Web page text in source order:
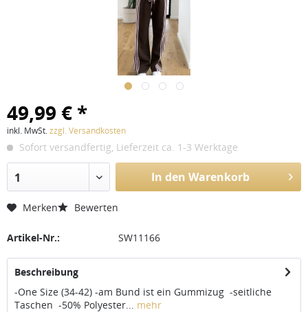
49,99 € *
inkl. MwSt.zzgl. Versandkosten
Sofort versandfertig, Lieferzeit ca. 1-3 Werktage
1 In den Warenkorb
Merken Bewerten
Artikel-Nr.: SW11166
Beschreibung
-One Size (34-42) -am Bund ist ein Gummizug -seitliche
Taschen -50% Polyester... mehr